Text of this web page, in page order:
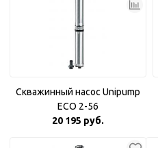
Скважинный насос Unipump
ECO 2-56
20 195 руб.